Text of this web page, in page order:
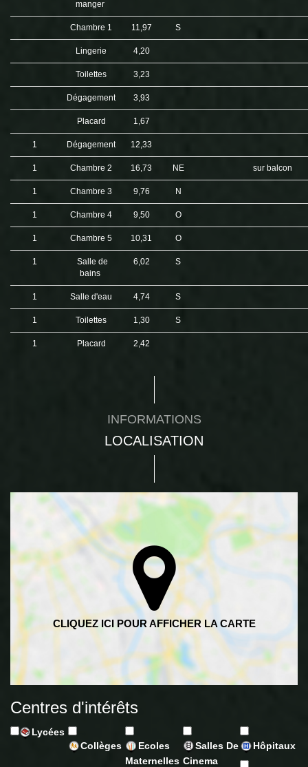
manger
Chambre 1 11,97 S
Lingerie 4,20
Toilettes 3,23
Dégagement 3,93
Placard 1,67
1 Dégagement 12,33
1 Chambre 2 16,73 NE sur balcon
1 Chambre 3 9,76 N
1 Chambre 4 9,50 O
1 Chambre 5 10,31 O
1
Salle de
bains
6,02 S
1 Salle d'eau 4,74 S
1 Toilettes 1,30 S
1 Placard 2,42
INFORMATIONS
LOCALISATION
Centres d'intérêts
Lycées
Collèges
Ecoles
Maternelles
Salles De
Cinema
Hôpitaux